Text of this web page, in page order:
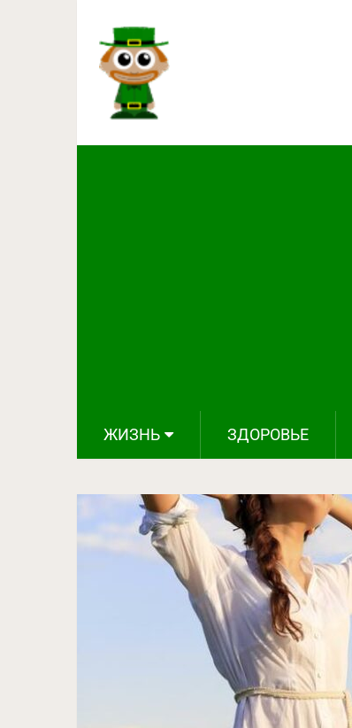
ЖИЗНЬ ЗДОРОВЬЕ